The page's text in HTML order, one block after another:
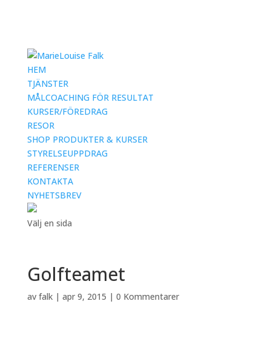
HEM
TJÄNSTER
MÅLCOACHING FÖR RESULTAT
KURSER/FÖREDRAG
RESOR
SHOP PRODUKTER & KURSER
STYRELSEUPPDRAG
REFERENSER
KONTAKTA
NYHETSBREV
Välj en sida
Golfteamet
av falk| apr 9, 2015 | 0 Kommentarer